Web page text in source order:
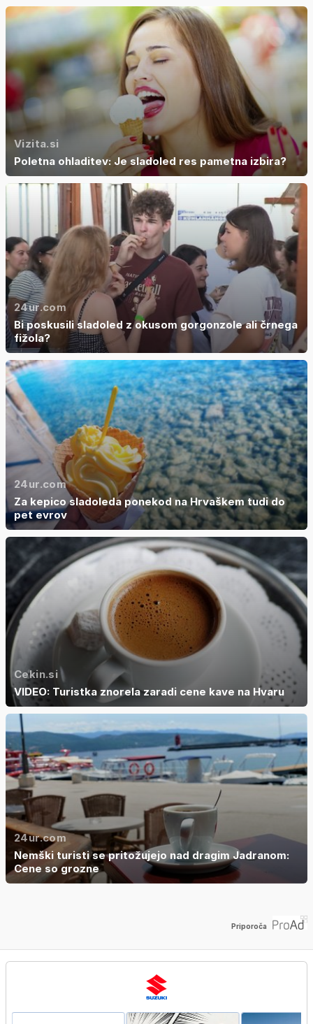
Vizita.si
Poletna ohladitev: Je sladoled res pametna izbira?
24ur.com
Bi poskusili sladoled z okusom gorgonzole ali črnega
fižola?
24ur.com
Za kepico sladoleda ponekod na Hrvaškem tudi do
pet evrov
Cekin.si
VIDEO: Turistka znorela zaradi cene kave na Hvaru
24ur.com
Nemški turisti se pritožujejo nad dragim Jadranom:
Cene so grozne
Priporoča